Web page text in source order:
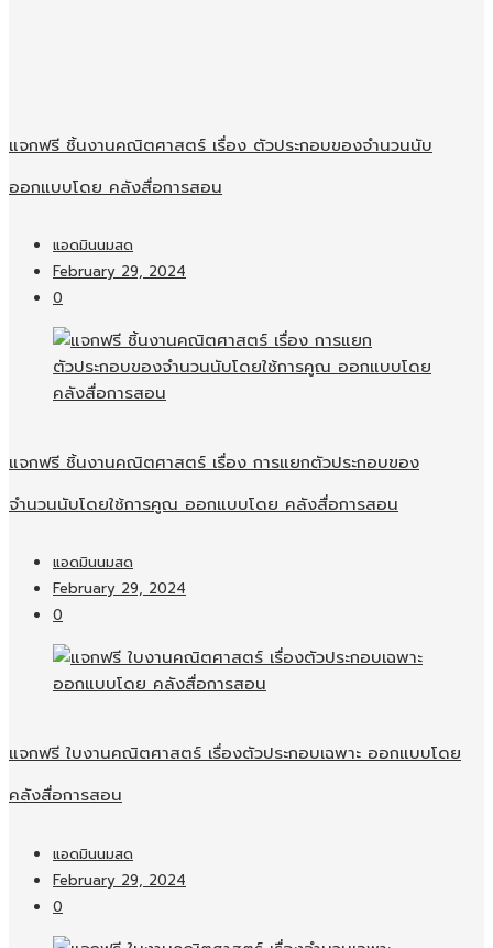
แจกฟรี ชิ้นงานคณิตศาสตร์ เรื่อง ตัวประกอบของจำนวนนับ
ออกแบบโดย คลังสื่อการสอน
แอดมินนมสด
February 29, 2024
0
แจกฟรี ชิ้นงานคณิตศาสตร์ เรื่อง การแยกตัวประกอบของ
จำนวนนับโดยใช้การคูณ ออกแบบโดย คลังสื่อการสอน
แอดมินนมสด
February 29, 2024
0
แจกฟรี ใบงานคณิตศาสตร์ เรื่องตัวประกอบเฉพาะ ออกแบบโดย
คลังสื่อการสอน
แอดมินนมสด
February 29, 2024
0